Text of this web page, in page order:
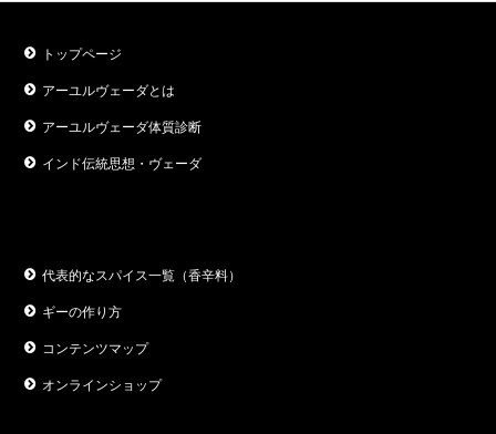
トップページ
アーユルヴェーダとは
アーユルヴェーダ体質診断
インド伝統思想・ヴェーダ
代表的なスパイス一覧（香辛料）
ギーの作り方
コンテンツマップ
オンラインショップ